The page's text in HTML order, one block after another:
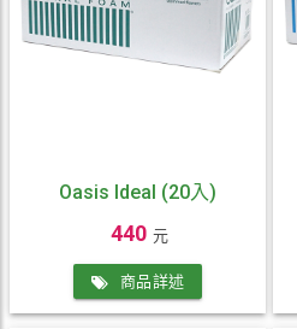
Oasis Ideal (20入)
440 元
商品詳述